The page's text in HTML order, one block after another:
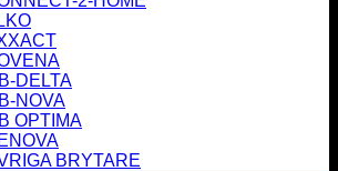
DELTA
NOVA
OPTIMA
BRYTARE